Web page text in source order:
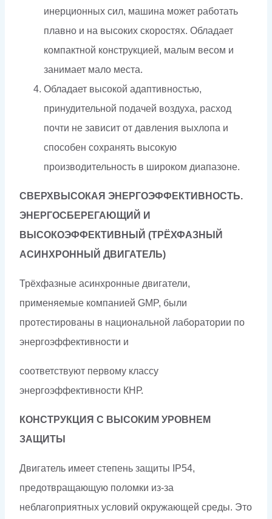
инерционных сил, машина может работать
плавно и на высоких скоростях. Обладает
компактной конструкцией, малым весом и
занимает мало места.
Обладает высокой адаптивностью,
принудительной подачей воздуха, расход
почти не зависит от давления выхлопа и
способен сохранять высокую
производительность в широком диапазоне.
СВЕРХВЫСОКАЯ ЭНЕРГОЭФФЕКТИВНОСТЬ.
ЭНЕРГОСБЕРЕГАЮЩИЙ И
ВЫСОКОЭФФЕКТИВНЫЙ (ТРЁХФАЗНЫЙ
АСИНХРОННЫЙ ДВИГАТЕЛЬ)
Трёхфазные асинхронные двигатели,
применяемые компанией GMP, были
протестированы в национальной лаборатории по
энергоэффективности и
соответствуют первому классу
энергоэффективности КНР.
КОНСТРУКЦИЯ С ВЫСОКИМ УРОВНЕМ
ЗАЩИТЫ
Двигатель имеет степень защиты IP54,
предотвращающую поломки из-за
неблагоприятных условий окружающей среды. Это